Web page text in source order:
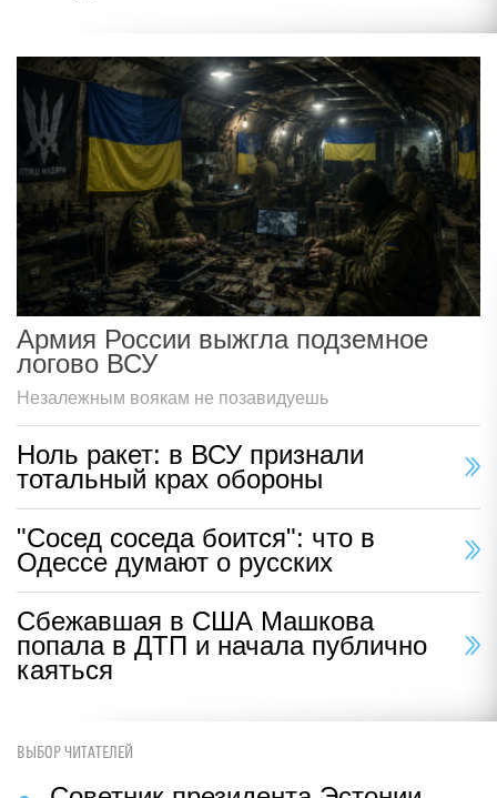
Армия России выжгла подземное
логово ВСУ
Незалежным воякам не позавидуешь
Ноль ракет: в ВСУ признали
тотальный крах обороны
"Сосед соседа боится": что в
Одессе думают о русских
Сбежавшая в США Машкова
попала в ДТП и начала публично
каяться
ВЫБОР ЧИТАТЕЛЕЙ